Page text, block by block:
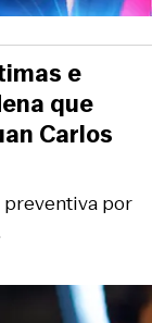
preventiva por
e
que
Carlos